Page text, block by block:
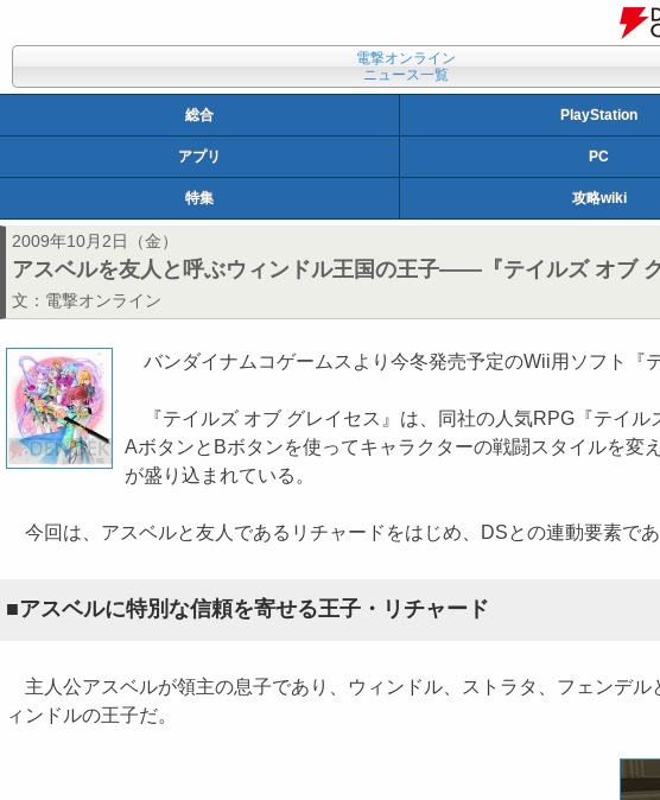
電撃オンライン
ニュース一覧
総合 PlayStation
アプリ PC
特集 攻略wiki
2009年10月2日（金）
アスベルを友人と呼ぶウィンドル王国の王子――『テイルズ オブ グ
文： 電撃オンライン
バンダイナムコゲームスより今冬発売予定のWii用ソフト『
『テイルズ オブ グレイセス』は、同社の人気RPG『テイル
AボタンとBボタンを使ってキャラクターの戦闘スタイルを
が盛り込まれている。
今回は、アスベルと友人であるリチャードをはじめ、DSとの連動要素で
■アスベルに特別な信頼を寄せる王子・リチャード
主人公アスベルが領主の息子であり、ウィンドル、ストラタ、フェンデ
ィンドルの王子だ。